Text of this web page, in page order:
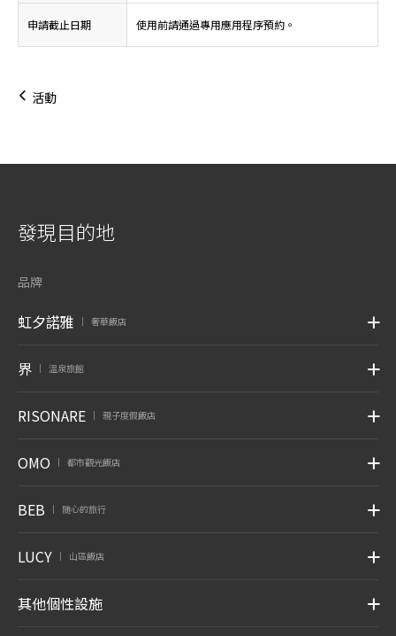
申請截止日期 使用前請通過專用應用程序預約。
活動
發現目的地
品牌
虹夕諾雅 奢華飯店
界 溫泉旅館
RISONARE 親子度假飯店
OMO 都市觀光飯店
BEB 随心的旅行
LUCY 山區飯店
其他個性設施